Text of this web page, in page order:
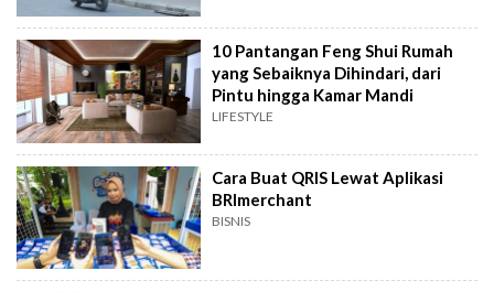
10 Pantangan Feng Shui Rumah
yang Sebaiknya Dihindari, dari
Pintu hingga Kamar Mandi
LIFESTYLE
Cara Buat QRIS Lewat Aplikasi
BRImerchant
BISNIS